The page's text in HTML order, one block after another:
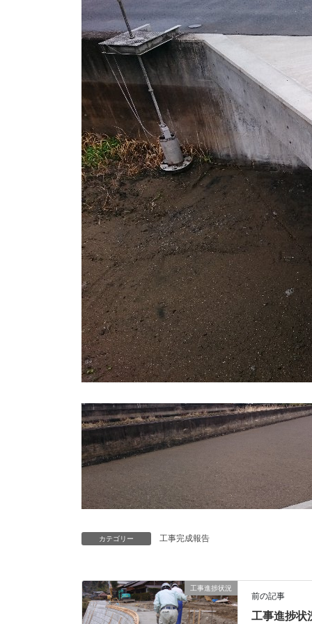
カテゴリー 工事完成報告
工事進捗状況
前の記事
工事進捗状